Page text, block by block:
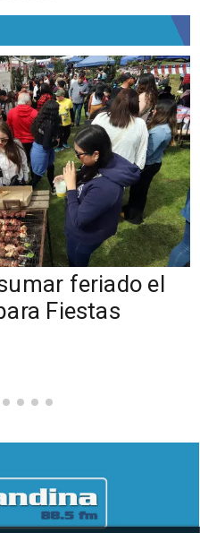
feriado el
Fiestas